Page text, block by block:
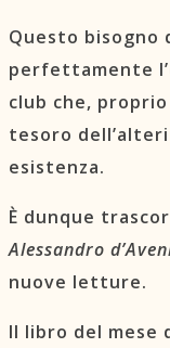
Questo bisogno
perfettamente
club che,
tesoro
esistenza.
È dunque
Alessandro
nuove letture.
Il libro del mese